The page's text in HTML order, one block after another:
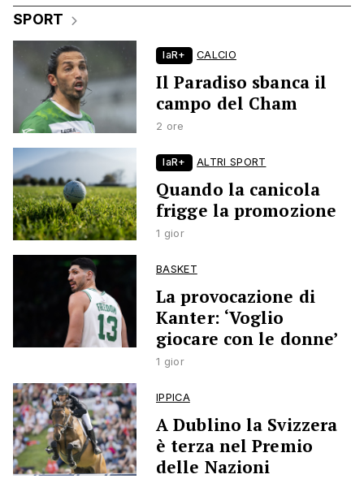
SPORT
laR+ CALCIO
Il Paradiso sbanca il
campo del Cham
2 ore
laR+ ALTRI SPORT
Quando la canicola
frigge la promozione
1 gior
BASKET
La provocazione di
Kanter: ‘Voglio
giocare con le donne’
1 gior
IPPICA
A Dublino la Svizzera
è terza nel Premio
delle Nazioni